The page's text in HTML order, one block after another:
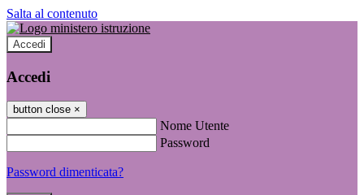
Salta al contenuto
Accedi
Accedi
button close ×
Nome Utente
Password
Password dimenticata?